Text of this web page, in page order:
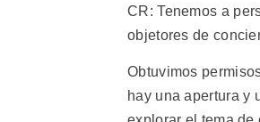
CR: Tenemos a
objetores de
Obtuvimos
hay una apertura y